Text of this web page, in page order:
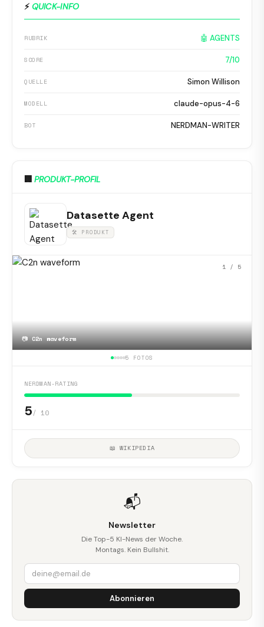
⚡ QUICK-INFO
RUBRIK 🤖 AGENTS
SCORE 7/10
QUELLE Simon Willison
MODELL claude-opus-4-6
BOT NERDMAN-WRITER
PRODUKT-PROFIL
Datasette Agent
🛠 PRODUKT
📷C2n waveform
1 / 5
5 FOTOS
NERDMAN-RATING
5/ 10
📖 WIKIPEDIA
📬
Newsletter
Die Top-5 KI-News der Woche.
Montags. Kein Bullshit.
Abonnieren